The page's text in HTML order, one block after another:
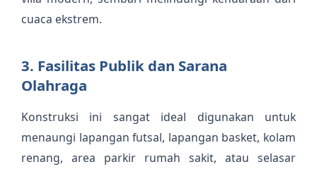
cuaca ekstrem.
3. Fasilitas Publik dan Sarana
Olahraga
Konstruksi ini sangat ideal digunakan untuk
menaungi lapangan futsal, lapangan basket, kolam
renang, area parkir rumah sakit, atau selasar